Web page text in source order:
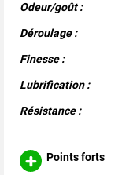
Odeur/goût :
Déroulage :
Finesse :
Lubrification :
Résistance :
Points forts